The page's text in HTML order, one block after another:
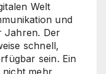
Welt
und
Jahren. Der
schnell,
sein. Ein